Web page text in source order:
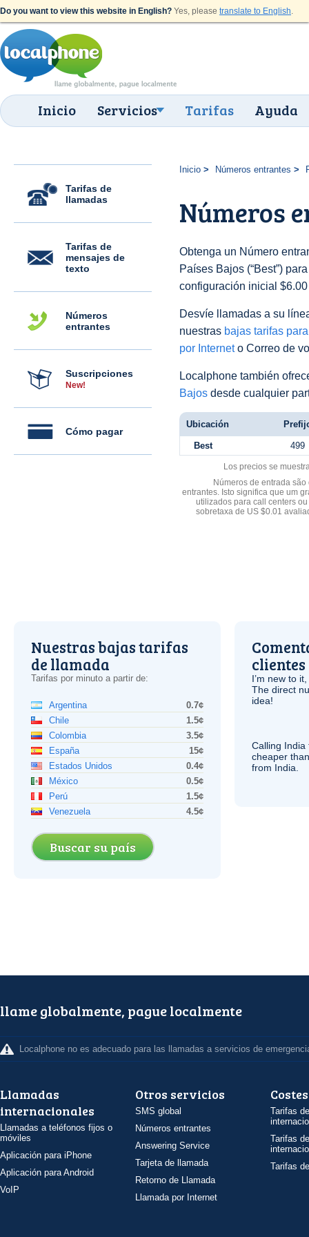
Do you want to view this website in English? Yes, please translate to English.
Inicio Servicios Tarifas Ayuda
Tarifas de
llamadas
Tarifas de
mensajes de
texto
Números
entrantes
Suscripciones
New!
Cómo pagar
Inicio Números entrantes
Números
Obtenga un Número
Países Bajos (“Best”)
configuración inicial
Desvíe llamadas a su
nuestras bajas tarifas
por Interneto Correo de
Localphone también
Bajos desde cualquier
Ubicación
Best 499
Los precios se
Números de entrada
entrantes. Isto significa que um
utilizados para call centers
sobretaxa de US $0.01
Nuestras bajas tarifas
de llamada
Tarifas por minuto a partir de:
Argentina
0.7¢
Chile
1.5¢
Colombia
3.5¢
España
15¢
Estados Unidos
0.4¢
México
0.5¢
Perú
1.5¢
Venezuela
4.5¢
Buscar su país
clientes
I’m new to
The direct
idea!
Calling
cheaper
from India.
llame globalmente, pague localmente
Localphone no es adecuado para las llamadas a servicios de
Llamadas
internacionales
Llamadas a teléfonos fijos o
móviles
Aplicación para iPhone
Aplicación para Android
VoIP
Otros servicios
SMS global
Números entrantes
Answering Service
Tarjeta de llamada
Retorno de Llamada
Llamada por Internet
Costes
Tarifas
Tarifas
Tarifas